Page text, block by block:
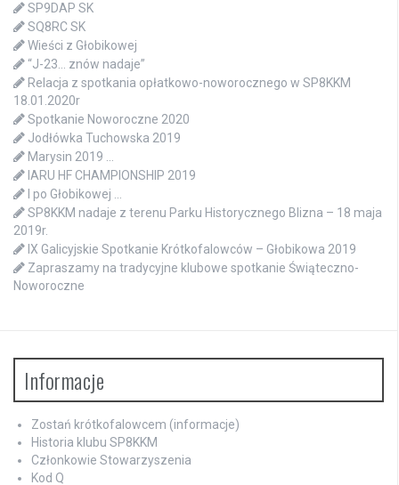
SP9DAP SK
SQ8RC SK
Wieści z Głobikowej
“J-23… znów nadaje”
Relacja z spotkania opłatkowo-noworocznego w SP8KKM
18.01.2020r
Spotkanie Noworoczne 2020
Jodłówka Tuchowska 2019
Marysin 2019 …
IARU HF CHAMPIONSHIP 2019
I po Głobikowej …
SP8KKM nadaje z terenu Parku Historycznego Blizna – 18 maja
2019r.
IX Galicyjskie Spotkanie Krótkofalowców – Głobikowa 2019
Zapraszamy na tradycyjne klubowe spotkanie Świąteczno-
Noworoczne
Informacje
Zostań krótkofalowcem (informacje)
Historia klubu SP8KKM
Członkowie Stowarzyszenia
Kod Q